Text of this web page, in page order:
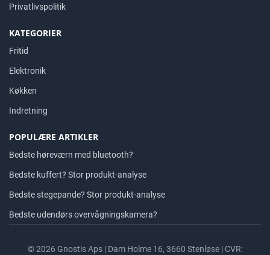
Privatlivspolitik
KATEGORIER
Fritid
Elektronik
Køkken
Indretning
POPULÆRE ARTIKLER
Bedste høreværn med bluetooth?
Bedste kuffert? Stor produkt-analyse
Bedste stegepande? Stor produkt-analyse
Bedste udendørs overvågningskamera?
© 2026 Gnostis Aps | Dam Holme 16, 3660 Stenløse | CVR: